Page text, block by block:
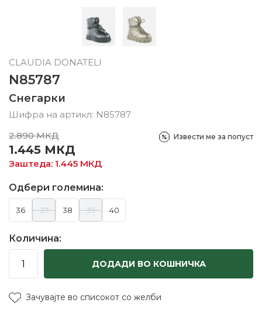
CLAUDIA DONATELI
N85787
Снегарки
Шифра на артикл: N85787
2.890 МКД
1.445 МКД
Заштеда: 1.445 МКД
Извести ме за попуст
Одбери големина:
36 37 38 39 40
Количина:
ДОДАДИ ВО КОШНИЧКА
Зачувајте во списокот со желби